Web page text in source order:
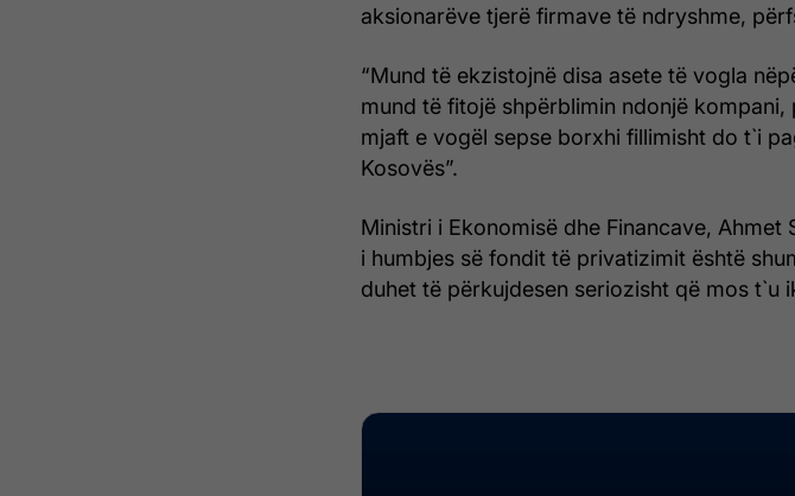
aksionarëve tjerë firmave të ndryshme,
“Mund të ekzistojnë disa asete të vogla
mund të fitojë shpërblimin ndonjë
mjaft e vogël sepse borxhi fillimisht do t`i
Kosovës”.
Ministri i Ekonomisë dhe Financave, Ahmet
i humbjes së fondit të privatizimit është
duhet të përkujdesen seriozisht që mos t`u